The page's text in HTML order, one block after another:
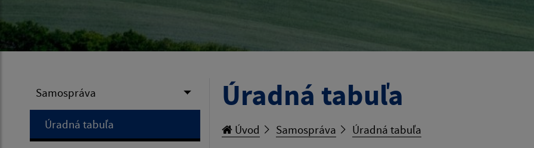
Samospráva
Úradná tabuľa
Úradná tabuľa
Úvod Samospráva Úradná tabuľa